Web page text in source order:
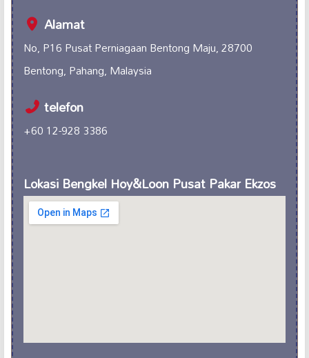
Alamat
No, P16 Pusat Perniagaan Bentong Maju, 28700
Bentong, Pahang, Malaysia
telefon
+60 12-928 3386
Lokasi Bengkel Hoy&Loon Pusat Pakar Ekzos